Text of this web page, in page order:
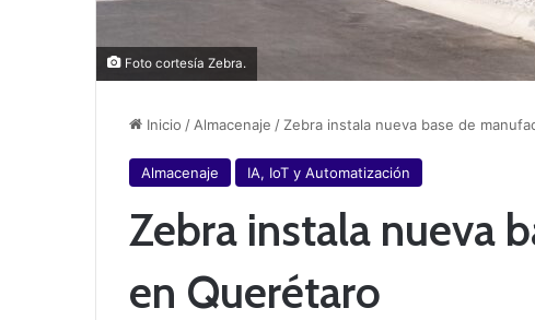
Foto cortesía Zebra.
Inicio / Almacenaje / Zebra instala nueva base de
Almacenaje IA, IoT y Automatización
Zebra instala nueva
en Querétaro